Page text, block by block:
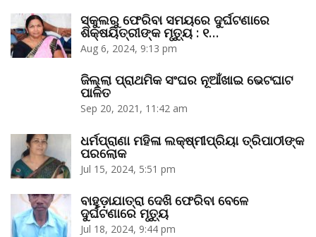
ସ୍କୁଲରୁ ଫେରିବା ସମୟରେ ଦୁର୍ଘଟଣାରେ
ଶିକ୍ଷୟିତ୍ରୀଙ୍କ ମୃତ୍ୟୁ : ୧…
Aug 6, 2024, 9:13 pm
ଜିଲ୍ଲା ପ୍ରାଥମିକ ସଂଘର ନୂଆଁଖାଇ ଭେଟଘାଟ
ପାଳିତ
Sep 20, 2021, 11:42 am
ଧର୍ମପ୍ରାଣା ମହିଳା ଲକ୍ଷ୍ମୀପ୍ରିୟା ତ୍ରିପାଠୀଙ୍କ
ପରଲୋକ
Jul 15, 2024, 5:51 pm
ବାହୁଡ଼ାଯାତ୍ରା ଦେଖି ଫେରିବା ବେଳେ
ଦୁର୍ଘଟଣାରେ ମୃତ୍ୟୁ
Jul 18, 2024, 9:44 pm